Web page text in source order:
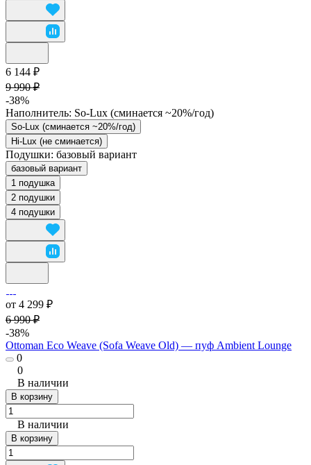
6 144 ₽
9 990 ₽
-38%
Наполнитель: So-Lux (cминается ~20%/год)
So-Lux (cминается ~20%/год)
Hi-Lux (не сминается)
Подушки: базовый вариант
базовый вариант
1 подушка
2 подушки
4 подушки
от 4 299 ₽
6 990 ₽
-38%
Ottoman Eco Weave (Sofa Weave Old) — пуф Ambient Lounge
0
0
В наличии
В корзину
В наличии
В корзину